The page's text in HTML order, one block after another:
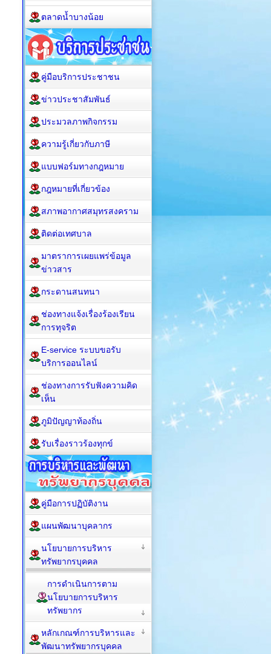
ตลาดน้ำบางน้อย
คู่มือบริการประชาชน
ข่าวประชาสัมพันธ์
ประมวลภาพกิจกรรม
ความรู้เกี่ยวกับภาษี
แบบฟอร์มทางกฎหมาย
กฎหมาย​ที่เกี่ยวข้อง
สภาพอากาศสมุทรสงคราม
ติดต่อเทศบาล
มาตราการเผยแพร่ข้อมูล
ข่าวสาร
กระดานสนทนา
ช่องทางแจ้งเรื่องร้องเรียน
การทุจริต
E-service ระบบขอรับ
บริการออนไลน์
ช่องทางการรับฟังความคิด
เห็น
ภูมิปัญญาท้องถิ่น
รับเรื่องราวร้องทุกข์
คู่มือการปฏิบัติงาน
แผนพัฒนาบุคลากร
นโยบายการบริหาร
ทรัพยากรบุคคล
การดำเนินการตาม
นโยบายการบริหาร
ทรัพยากร
หลักเกณฑ์การบริหารและ
พัฒนาทรัพยากรบุคคล